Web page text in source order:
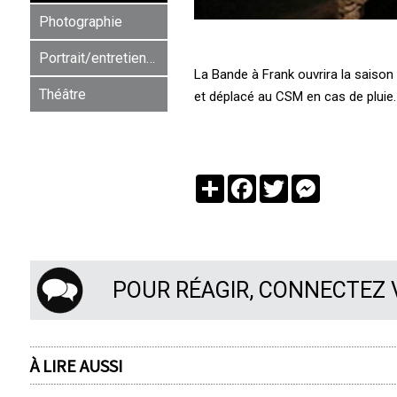
Photographie
Portrait/entretien/rencontre
Théâtre
La Bande à Frank ouvrira la
et déplacé au CSM en cas de pluie.
PartagerFacebook
TwitterMessenger
POUR RÉAGIR, CONNECTEZ
À LIRE AUSSI